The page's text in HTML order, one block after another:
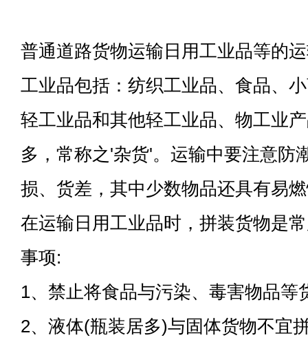
普通道路货物运输日用工业品等的
工业品包括：纺织工业品、食品、
轻工业品和其他轻工业品、物工业
多，常称之'杂货'。运输中要注意防
损、货差，其中少数物品还具有易
在运输日用工业品时，拼装货物是
事项:
1、禁止将食品与污染、毒害物品等
2、液体(瓶装居多)与固体货物不宜